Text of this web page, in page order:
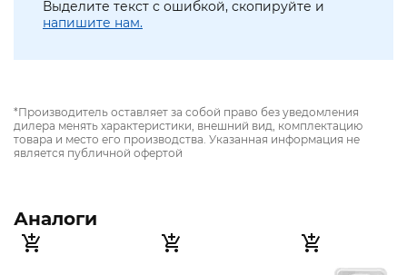
Выделите текст с ошибкой, скопируйте и
напишите нам.
*Производитель оставляет за собой право без уведомления
дилера менять характеристики, внешний вид, комплектацию
товара и место его производства. Указанная информация не
является публичной офертой
Аналоги